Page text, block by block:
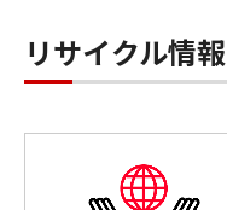
リサイクル情報